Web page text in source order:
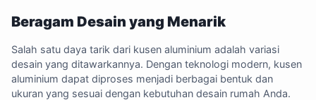
Beragam Desain yang Menarik
Salah satu daya tarik dari kusen aluminium adalah variasi
desain yang ditawarkannya. Dengan teknologi modern, kusen
aluminium dapat diproses menjadi berbagai bentuk dan
ukuran yang sesuai dengan kebutuhan desain rumah Anda.